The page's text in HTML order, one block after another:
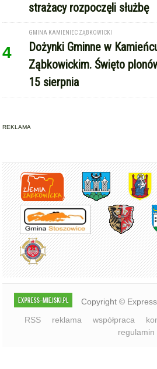
strażacy rozpoczęli służbę
4
GMINA KAMIENIEC ZĄBKOWICKI
Dożynki Gminne w
Ząbkowickim. Święto
15 sierpnia
REKLAMA
Copyright ©
RSS
reklama współpraca
regulamin